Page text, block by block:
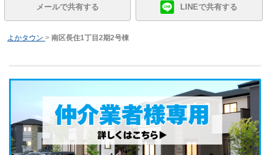
メールで共有する LINEで共有する
よかタウン > 南区長住1丁目2期2号棟